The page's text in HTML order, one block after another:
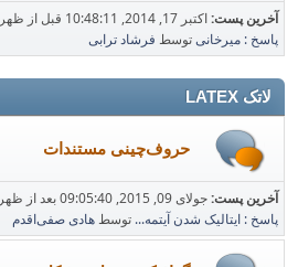
آخرین پست:اکتبر 17, 2014, 10:48:11 قبل از ظهر
پاسخ : میرخانیتوسط فرشاد ترابی
لاتک LATEX
حروف‌چینی مستندات
آخرین پست:جولای 09, 2015, 09:05:40 بعد از ظهر
پاسخ : ایتالیک شدن آیتمه... توسطهادی صفی‌اقدم